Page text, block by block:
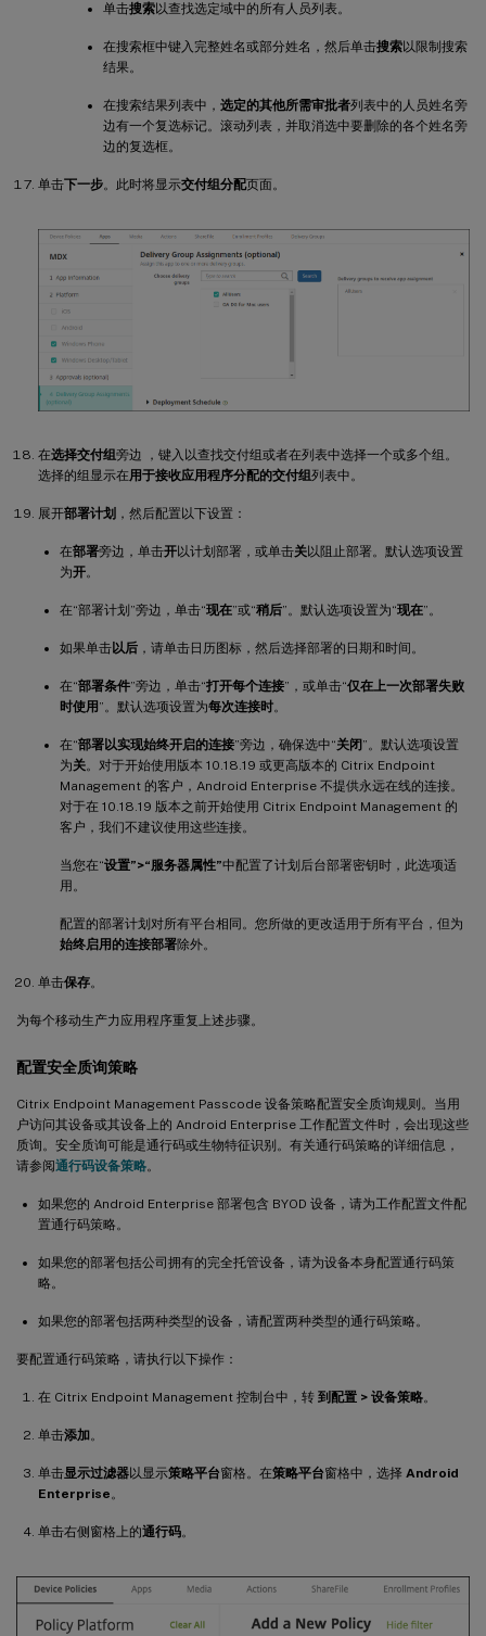
单击搜索以查找选定域中的所有人员列表。
在搜索框中键入完整姓名或部分姓名，然后单击搜索以限制搜索
结果。
在搜索结果列表中， 选定的其他所需审批者列表中的人员姓名旁
边有一个复选标记。滚动列表，并取消选中要删除的各个姓名旁
边的复选框。
单击下一步。此时将显示交付组分配页面。
在选择交付组旁边 ，键入以查找交付组或者在列表中选择一个或多个组。
选择的组显示在用于接收应用程序分配的交付组列表中。
展开部署计划 ，然后配置以下设置：
在部署旁边，单击开以计划部署，或单击关以阻止部署。默认选项设置
为开。
在“部署计划”旁边，单击“现在”或“稍后”。默认选项设置为“现在”。
如果单击以后 ，请单击日历图标，然后选择部署的日期和时间。
在“部署条件”旁边，单击“打开每个连接”，或单击“仅在上一次部署失败
时使用 ”。默认选项设置为每次连接时。
在“部署以实现始终开启的连接”旁边，确保选中“关闭 ”。默认选项设置
为关。对于开始使用版本 10.18.19 或更高版本的 Citrix Endpoint
Management 的客户，Android Enterprise 不提供永远在线的连接。
对于在 10.18.19 版本之前开始使用 Citrix Endpoint Management 的
客户，我们不建议使用这些连接。
当您在“设置”>“服务器属性”中配置了计划后台部署密钥时，此选项适
用。
配置的部署计划对所有平台相同。您所做的更改适用于所有平台，但为
始终启用的连接部署除外。
单击保存。
为每个移动生产力应用程序重复上述步骤。
配置安全质询策略
Citrix Endpoint Management Passcode 设备策略配置安全质询规则。当用
户访问其设备或其设备上的 Android Enterprise 工作配置文件时，会出现这些
质询。安全质询可能是通行码或生物特征识别。有关通行码策略的详细信息，
请参阅通行码设备策略。
如果您的 Android Enterprise 部署包含 BYOD 设备，请为工作配置文件配
置通行码策略。
如果您的部署包括公司拥有的完全托管设备，请为设备本身配置通行码策
略。
如果您的部署包括两种类型的设备，请配置两种类型的通行码策略。
要配置通行码策略，请执行以下操作：
在 Citrix Endpoint Management 控制台中，转 到配置 > 设备策略。
单击添加。
单击显示过滤器以显示策略平台窗格。在策略平台窗格中，选择 Android
Enterprise。
单击右侧窗格上的通行码。